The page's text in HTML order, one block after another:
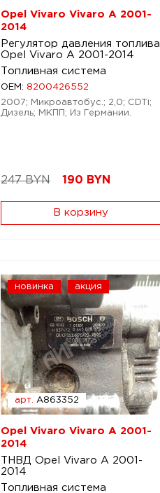
Opel Vivaro Vivaro A 2001-
2014
Регулятор давления топлива
Opel Vivaro A 2001-2014
Топливная система
OEM: 8200426552
2007; Микроавтобус.; 2,0; CDTi;
Дизель; МКПП; Из Германии.
247 BYN 190 BYN
В корзину
новинка акция
арт. A863352
Opel Vivaro Vivaro A 2001-
2014
ТНВД Opel Vivaro A 2001-
2014
Топливная система